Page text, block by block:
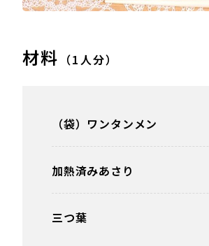
材料 （1人分）
（袋）ワンタンメン
加熱済みあさり
三つ葉